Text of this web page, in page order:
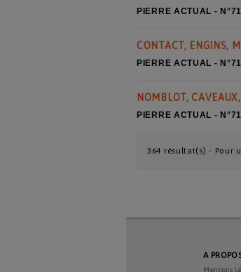
PIERRE ACTUAL -
CONTACT, ENGINS,
PIERRE ACTUAL -
NOMBLOT,
PIERRE ACTUAL -
364 résultat(s) - Pour
A
Mentions